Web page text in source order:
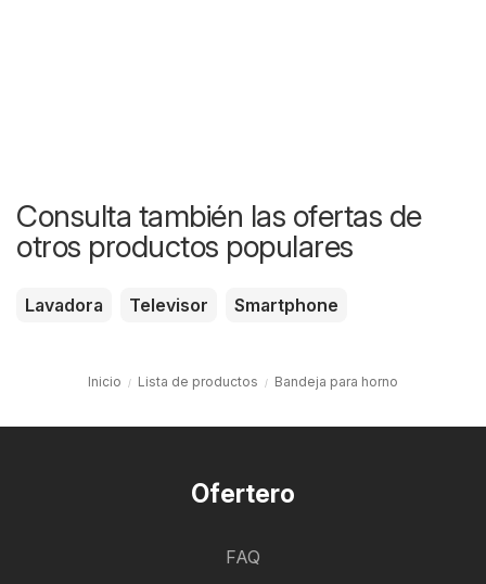
Consulta también las ofertas de
otros productos populares
Lavadora Televisor Smartphone
Inicio Lista de productos Bandeja para horno
Ofertero
FAQ